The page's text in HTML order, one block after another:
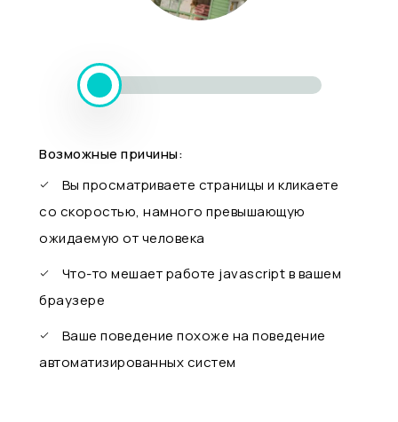
Возможные причины:
Вы просматриваете страницы и кликаете
со скоростью, намного превышающую
ожидаемую от человека
Что-то мешает работе javascript в вашем
браузере
Ваше поведение похоже на поведение
автоматизированных систем